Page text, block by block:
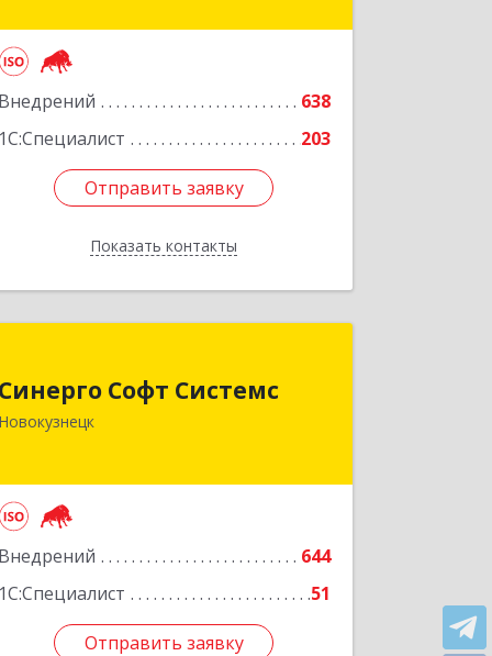
Внедрений
638
1С:Специалист
203
Отправить заявку
Показать контакты
Отправить заявку
Назад
Синерго Софт Системс
Новокузнецк
Внедрений
644
1С:Специалист
51
Отправить заявку
654005, Кемеровская обл,
Новокузнецк г, Строителей пр-кт,
Отправить заявку